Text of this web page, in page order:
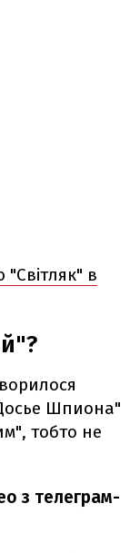
в
Шпиона"
тобто не
з телеграм-